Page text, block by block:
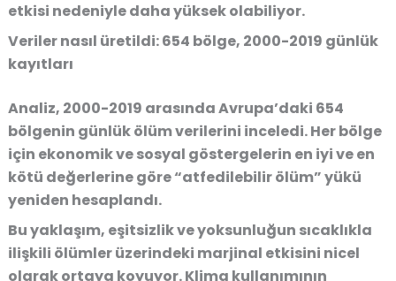
etkisi nedeniyle daha yüksek olabiliyor.
Veriler nasıl üretildi: 654 bölge, 2000-2019 günlük
kayıtları
Analiz, 2000-2019 arasında Avrupa’daki 654
bölgenin günlük ölüm verilerini inceledi. Her bölge
için ekonomik ve sosyal göstergelerin en iyi ve en
kötü değerlerine göre “atfedilebilir ölüm” yükü
yeniden hesaplandı.
Bu yaklaşım, eşitsizlik ve yoksunluğun sıcaklıkla
ilişkili ölümler üzerindeki marjinal etkisini nicel
olarak ortaya koyuyor. Klima kullanımının